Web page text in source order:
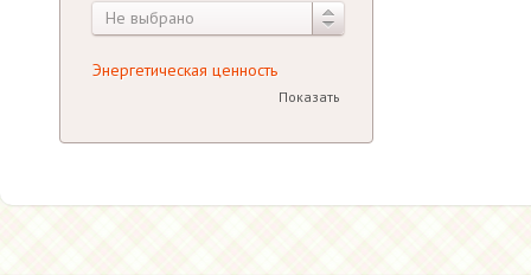
Не выбрано
Энергетическая ценность
Показать